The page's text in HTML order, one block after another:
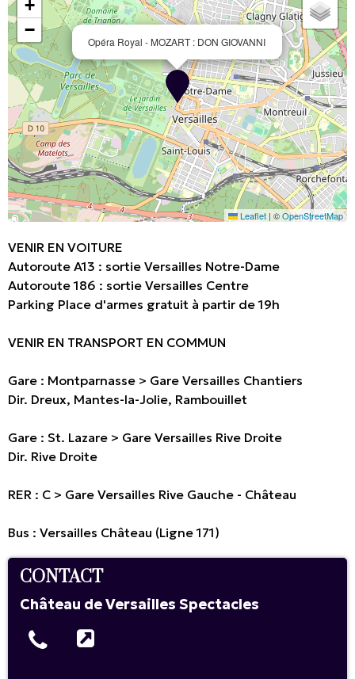
Opéra Royal - MOZART : DON GIOVANNI
+
−
Leaflet | ©OpenStreetMap
VENIR EN VOITURE
Autoroute A13 : sortie Versailles Notre-Dame
Autoroute 186 : sortie Versailles Centre
Parking Place d'armes gratuit à partir de 19h
VENIR EN TRANSPORT EN COMMUN
Gare : Montparnasse > Gare Versailles Chantiers
Dir. Dreux, Mantes-la-Jolie, Rambouillet
Gare : St. Lazare > Gare Versailles Rive Droite
Dir. Rive Droite
RER : C > Gare Versailles Rive Gauche - Château
Bus : Versailles Château (Ligne 171)
CONTACT
Château de Versailles Spectacles